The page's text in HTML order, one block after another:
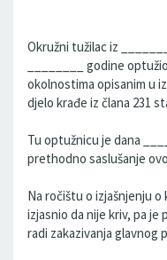
Okružni tužilac iz
________ godine
okolnostima opisanim u
djelo krađe iz člana 231
Tu optužnicu je dana
prethodno saslušanje
Na ročištu o izjašnjenju
izjasnio da nije kriv, pa
radi zakazivanja glavnog